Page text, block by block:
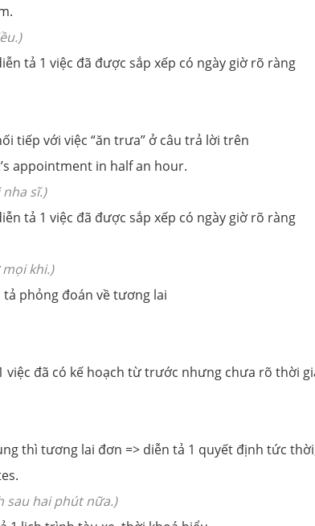
tả 1 việc đã được sắp xếp có ngày giờ rõ ràng
tiếp với việc “ăn trưa” ở câu trả lời trên
appointment in half an hour.
sĩ.)
tả 1 việc đã được sắp xếp có ngày giờ rõ ràng
khi.)
phỏng đoán về tương lai
việc đã có kế hoạch từ trước nhưng chưa rõ thời
thì tương lai đơn => diễn tả 1 quyết định tức
sau hai phút nữa.)